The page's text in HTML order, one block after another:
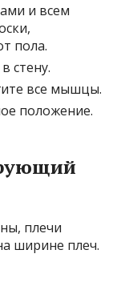
и всем
пола.
стену.
все мышцы.
положение.
плечи
ширине плеч.